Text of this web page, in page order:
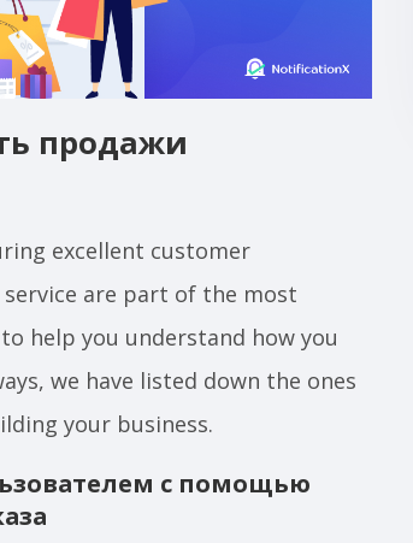
продажи
excellent customer
are part of the most
help you understand how you
we have listed down the ones
your business.
с помощью